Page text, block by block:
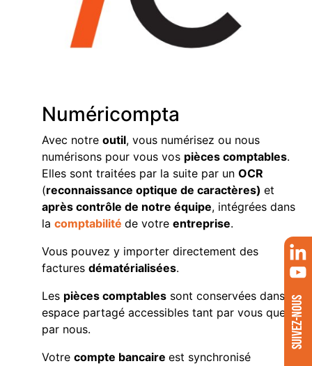
Numéricompta
Avec notre outil, vous numérisez ou nous
numérisons pour vous vos pièces comptables.
Elles sont traitées par la suite par un OCR
(reconnaissance optique de caractères) et
après contrôle de notre équipe, intégrées dans
la comptabilité de votre entreprise.
Vous pouvez y importer directement des
factures dématérialisées.
Les pièces comptables sont conservées dans un
espace partagé accessibles tant par vous que
par nous.
Votre compte bancaire est synchronisé
SUIVEZ-NOUS